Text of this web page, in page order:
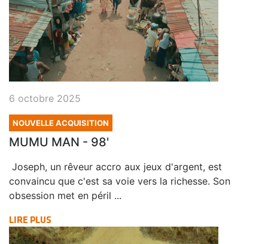
6 octobre 2025
NOUVELLE ACQUISITION
MUMU MAN - 98'
Joseph, un rêveur accro aux jeux d'argent, est
convaincu que c'est sa voie vers la richesse. Son
obsession met en péril ...
LIRE PLUS